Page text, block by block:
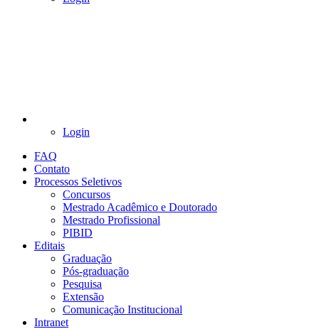
Login
FAQ
Contato
Processos Seletivos
Concursos
Mestrado Acadêmico e Doutorado
Mestrado Profissional
PIBID
Editais
Graduação
Pós-graduação
Pesquisa
Extensão
Comunicação Institucional
Intranet